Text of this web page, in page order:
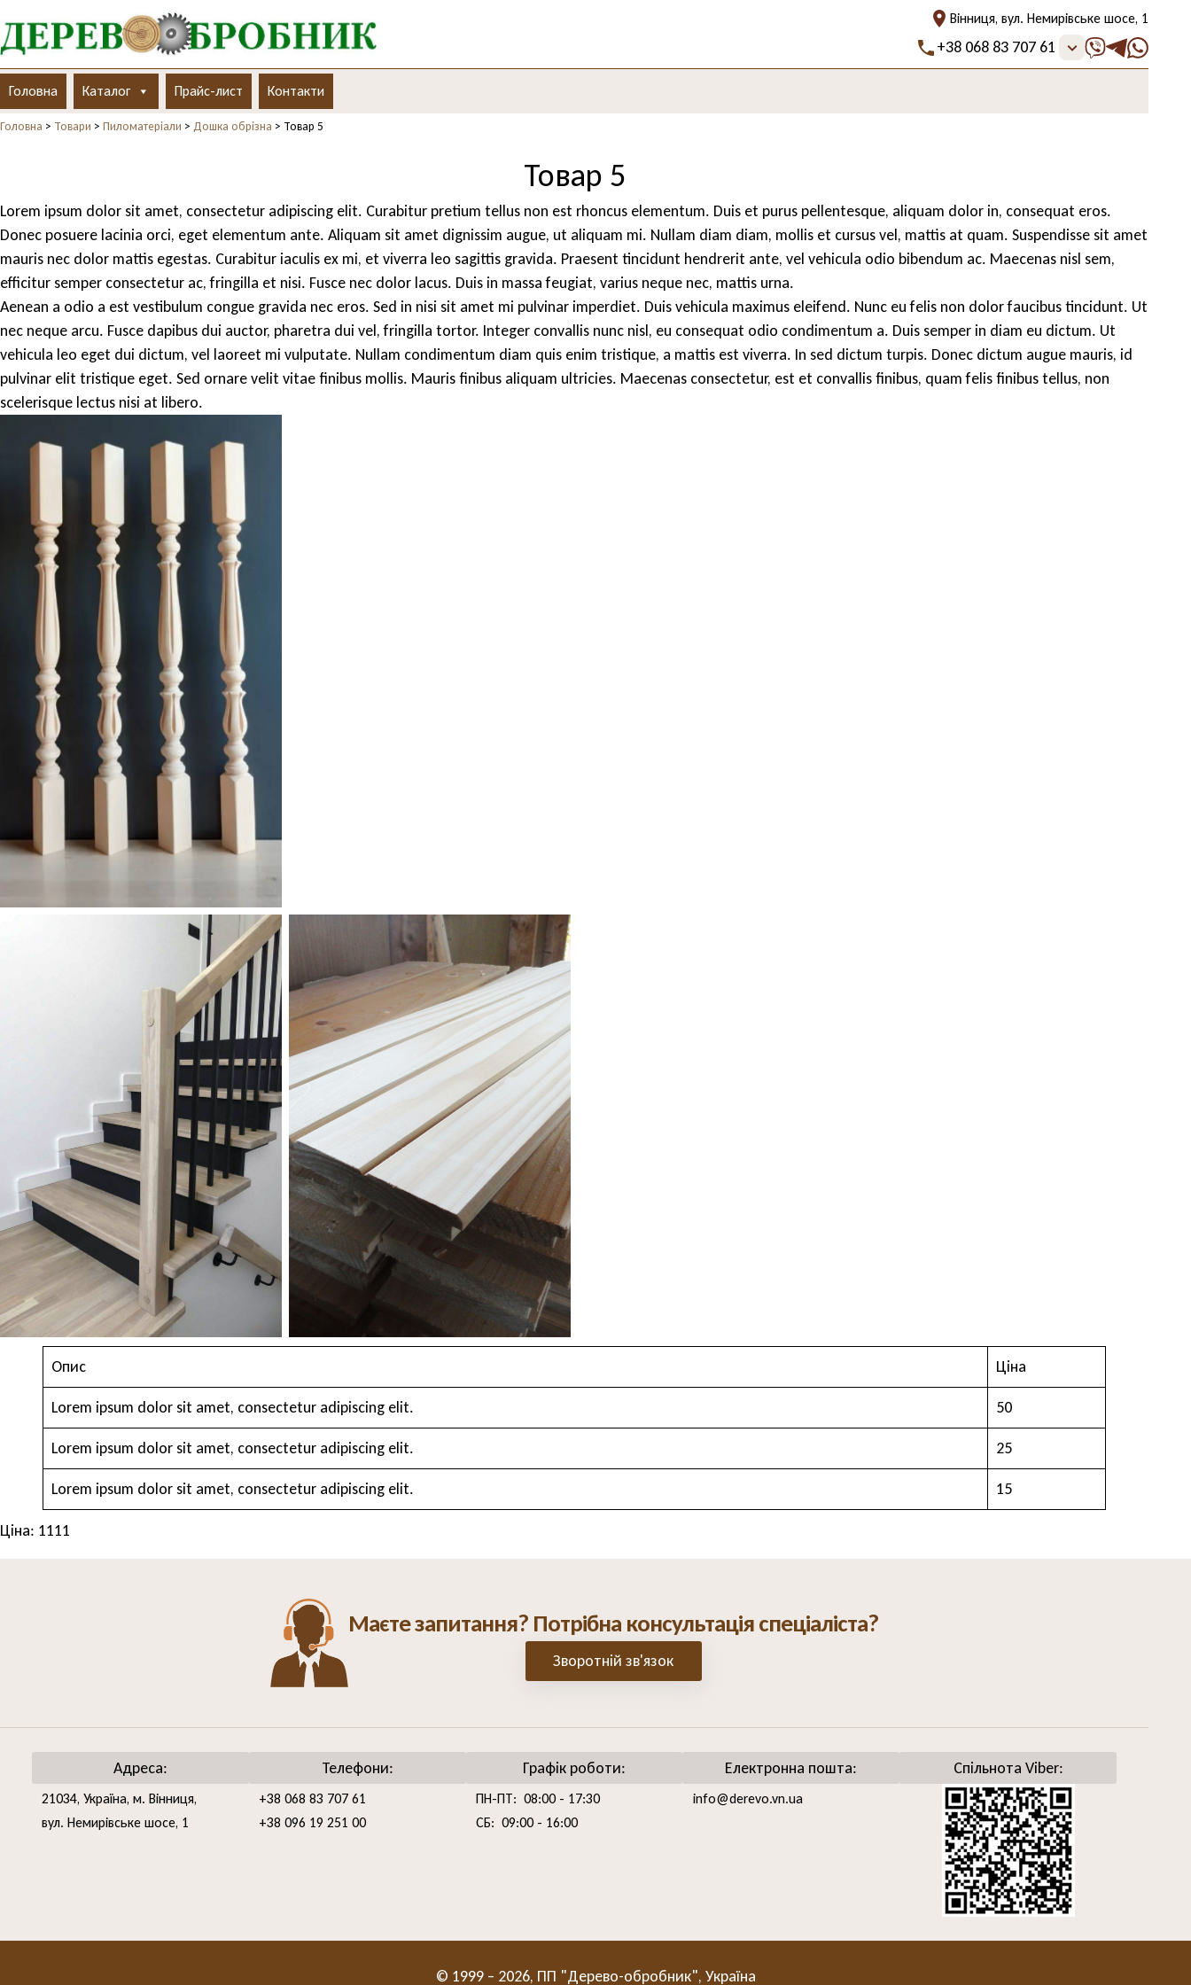
Вінниця, вул. Немирівське шосе, 1
+38 068 83 707 61
Головна Каталог Прайс-лист Контакти
Головна > Товари > Пиломатеріали > Дошка обрізна > Товар 5
Товар 5
Lorem ipsum dolor sit amet, consectetur adipiscing elit. Curabitur pretium tellus non est rhoncus elementum. Duis et purus pellentesque, aliquam dolor in, consequat eros.
Donec posuere lacinia orci, eget elementum ante. Aliquam sit amet dignissim augue, ut aliquam mi. Nullam diam diam, mollis et cursus vel, mattis at quam. Suspendisse sit amet
mauris nec dolor mattis egestas. Curabitur iaculis ex mi, et viverra leo sagittis gravida. Praesent tincidunt hendrerit ante, vel vehicula odio bibendum ac. Maecenas nisl sem,
efficitur semper consectetur ac, fringilla et nisi. Fusce nec dolor lacus. Duis in massa feugiat, varius neque nec, mattis urna.
Aenean a odio a est vestibulum congue gravida nec eros. Sed in nisi sit amet mi pulvinar imperdiet. Duis vehicula maximus eleifend. Nunc eu felis non dolor faucibus tincidunt. Ut
nec neque arcu. Fusce dapibus dui auctor, pharetra dui vel, fringilla tortor. Integer convallis nunc nisl, eu consequat odio condimentum a. Duis semper in diam eu dictum. Ut
vehicula leo eget dui dictum, vel laoreet mi vulputate. Nullam condimentum diam quis enim tristique, a mattis est viverra. In sed dictum turpis. Donec dictum augue mauris, id
pulvinar elit tristique eget. Sed ornare velit vitae finibus mollis. Mauris finibus aliquam ultricies. Maecenas consectetur, est et convallis finibus, quam felis finibus tellus, non
scelerisque lectus nisi at libero.
Опис Ціна
Lorem ipsum dolor sit amet, consectetur adipiscing elit. 50
Lorem ipsum dolor sit amet, consectetur adipiscing elit. 25
Lorem ipsum dolor sit amet, consectetur adipiscing elit. 15
Ціна: 1111
Маєте запитання? Потрібна консультація спеціаліста?
Зворотній зв'язок
Адреса:
21034, Україна, м. Вінниця,
вул. Немирівське шосе, 1
Телефони:
+38 068 83 707 61
+38 096 19 251 00
Графік роботи:
ПН-ПТ: 08:00 - 17:30
СБ: 09:00 - 16:00
Електронна пошта:
info@derevo.vn.ua
Спільнота Viber:
© 1999 – 2026, ПП "Дерево-обробник", Україна